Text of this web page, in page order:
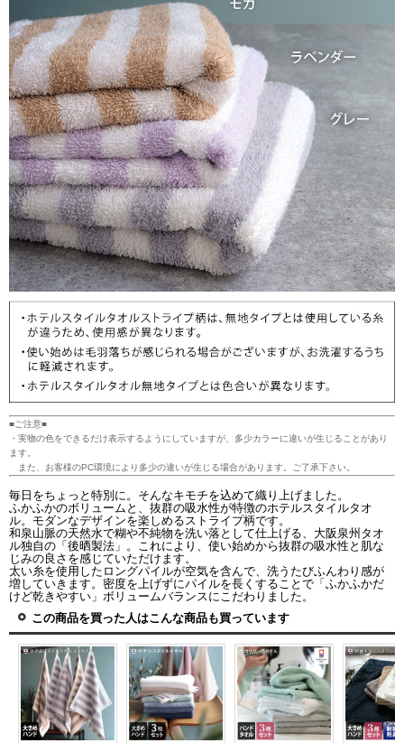
■ご注意■
・実物の色をできるだけ表示するようにしていますが、多少カラーに違いが生じることがあり
ます。
また、お客様のPC環境により多少の違いが生じる場合があります。ご了承下さい。
毎日をちょっと特別に。そんなキモチを込めて織り上げました。
ふかふかのボリュームと、抜群の吸水性が特徴のホテルスタイルタオ
ル。モダンなデザインを楽しめるストライプ柄です。
和泉山脈の天然水で糊や不純物を洗い落として仕上げる、大阪泉州タオ
ル独自の「後晒製法」。これにより、使い始めから抜群の吸水性と肌な
じみの良さを感じていただけます。
太い糸を使用したロングパイルが空気を含んで、洗うたびふんわり感が
増していきます。密度を上げずにパイルを長くすることで「ふかふかだ
けど乾きやすい」ボリュームバランスにこだわりました。
この商品を買った人はこんな商品も買っています